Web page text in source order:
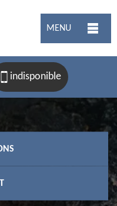
MENU
indisponible